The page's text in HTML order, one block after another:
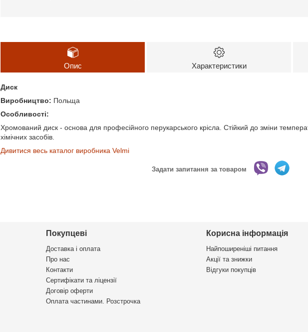
Опис Характеристики
Диск
Виробництво: Польща
Особливості:
Хромований диск - основа для професійного перукарського крісла. Стійкий до зміни
хімічних засобів.
Дивитися весь каталог виробника Velmi
Задати запитання за товаром
Покупцеві
Доставка і оплата
Про нас
Контакти
Сертифікати та ліцензії
Договір оферти
Оплата частинами. Розстрочка
Корисна інформація
Найпоширеніші питання
Акції та знижки
Відгуки покупців